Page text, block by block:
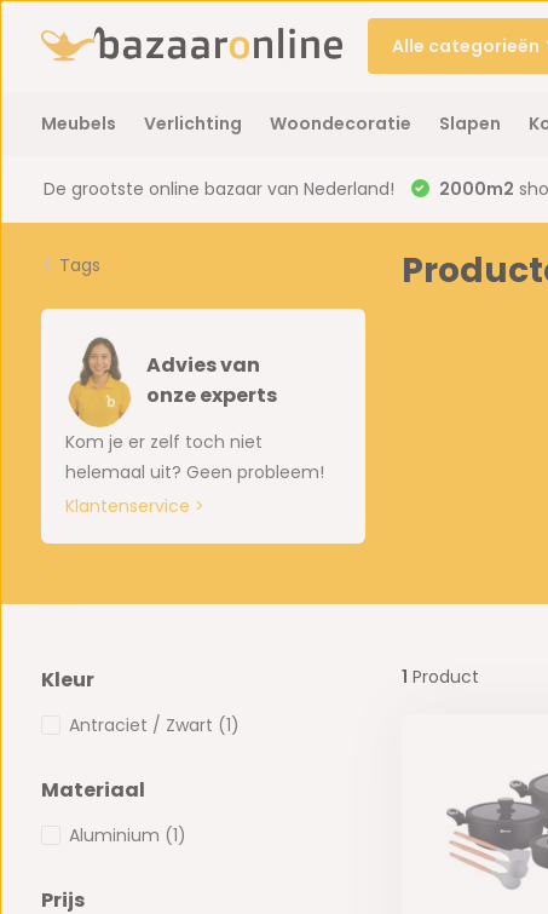
Alle categorieën
Meubels Verlichting Woondecoratie Slapen
De grootste online bazaar van Nederland! 2000m2
Tags
Advies van
onze experts
Kom je er zelf toch niet
helemaal uit? Geen probleem!
Klantenservice >
Kleur
Antraciet / Zwart (1)
Materiaal
Aluminium (1)
Prijs
1 Product